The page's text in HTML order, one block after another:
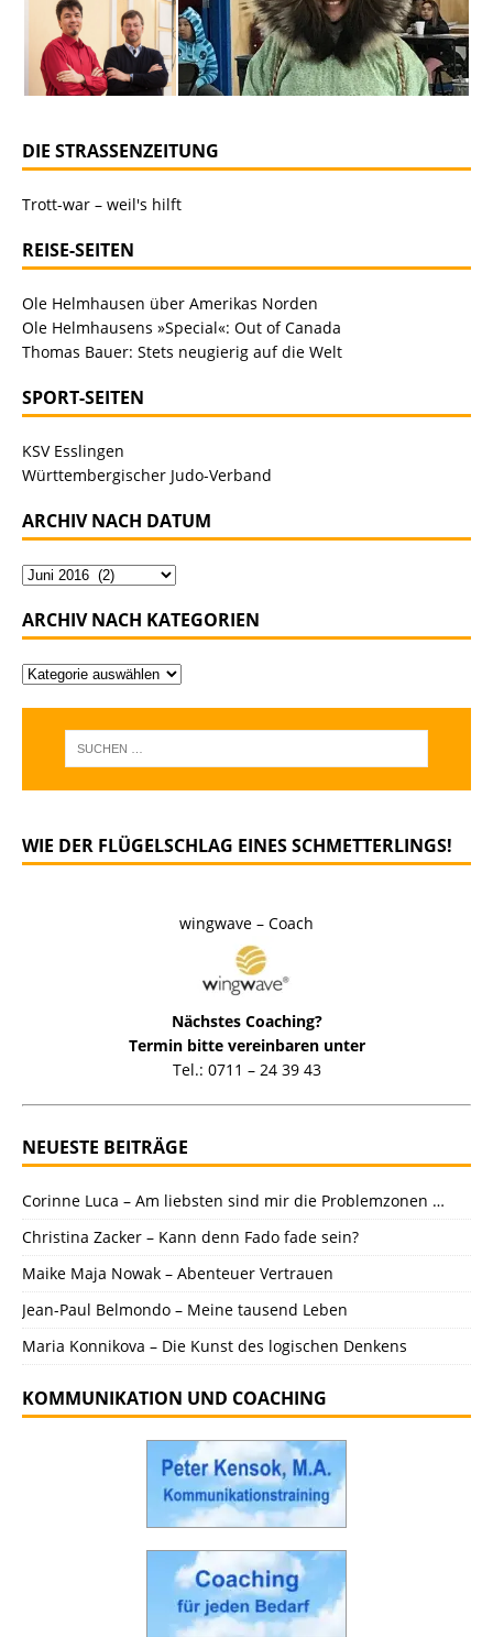
DIE STRASSENZEITUNG
Trott-war – weil's hilft
REISE-SEITEN
Ole Helmhausen über Amerikas Norden
Ole Helmhausens »Special«: Out of Canada
Thomas Bauer: Stets neugierig auf die Welt
SPORT-SEITEN
KSV Esslingen
Württembergischer Judo-Verband
ARCHIV NACH DATUM
ARCHIV NACH KATEGORIEN
WIE DER FLÜGELSCHLAG EINES SCHMETTERLINGS!
wingwave – Coach
Nächstes Coaching?
Termin bitte vereinbaren unter
Tel.: 0711 – 24 39 43
NEUESTE BEITRÄGE
Corinne Luca – Am liebsten sind mir die Problemzonen …
Christina Zacker – Kann denn Fado fade sein?
Maike Maja Nowak – Abenteuer Vertrauen
Jean-Paul Belmondo – Meine tausend Leben
Maria Konnikova – Die Kunst des logischen Denkens
KOMMUNIKATION UND COACHING